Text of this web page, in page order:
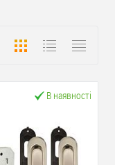
В наявності